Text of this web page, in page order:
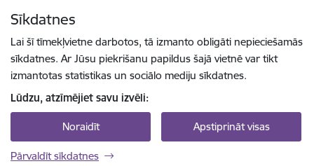
Sīkdatnes
Lai šī tīmekļvietne darbotos, tā izmanto obligāti nepieciešamās
sīkdatnes. Ar Jūsu piekrišanu papildus šajā vietnē var tikt
izmantotas statistikas un sociālo mediju sīkdatnes.
Lūdzu, atzīmējiet savu izvēli:
Noraidīt Apstiprināt visas
Pārvaldīt sīkdatnes